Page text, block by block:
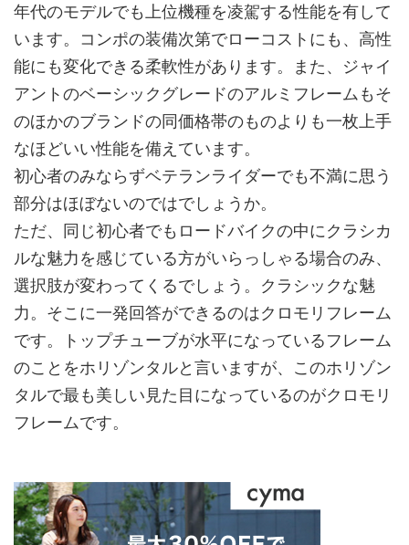
年代のモデルでも上位機種を凌駕する性能を有して
います。コンポの装備次第でローコストにも、高性
能にも変化できる柔軟性があります。また、ジャイ
アントのベーシックグレードのアルミフレームもそ
のほかのブランドの同価格帯のものよりも一枚上手
なほどいい性能を備えています。
初心者のみならずベテランライダーでも不満に思う
部分はほぼないのではでしょうか。
ただ、同じ初心者でもロードバイクの中にクラシカ
ルな魅力を感じている方がいらっしゃる場合のみ、
選択肢が変わってくるでしょう。クラシックな魅
力。そこに一発回答ができるのはクロモリフレーム
です。トップチューブが水平になっているフレーム
のことをホリゾンタルと言いますが、このホリゾン
タルで最も美しい見た目になっているのがクロモリ
フレームです。